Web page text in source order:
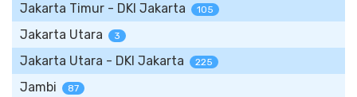
Jakarta Timur - DKI Jakarta 105
Jakarta Utara 3
Jakarta Utara - DKI Jakarta 225
Jambi 87